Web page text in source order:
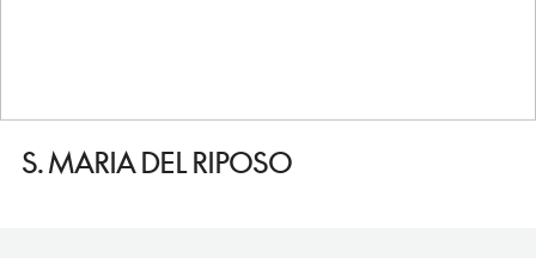
S. MARIA DEL RIPOSO